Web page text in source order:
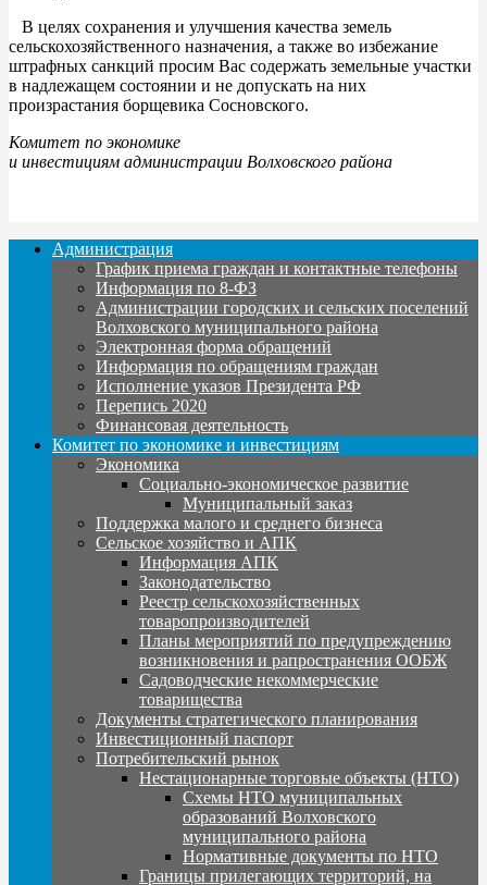
В целях сохранения и улучшения качества земель
сельскохозяйственного назначения, а также во избежание
штрафных санкций просим Вас содержать земельные участки
в надлежащем состоянии и не допускать на них
произрастания борщевика Сосновского.
Комитет по экономике
и инвестициям администрации Волховского района
Администрация
График приема граждан и контактные телефоны
Информация по 8-ФЗ
Администрации городских и сельских поселений
Волховского муниципального района
Электронная форма обращений
Информация по обращениям граждан
Исполнение указов Президента РФ
Перепись 2020
Финансовая деятельность
Комитет по экономике и инвестициям
Экономика
Социально-экономическое развитие
Муниципальный заказ
Поддержка малого и среднего бизнеса
Сельское хозяйство и АПК
Информация АПК
Законодательство
Реестр сельскохозяйственных
товаропроизводителей
Планы мероприятий по предупреждению
возникновения и рапространения ООБЖ
Садоводческие некоммерческие
товарищества
Документы стратегического планирования
Инвестиционный паспорт
Потребительский рынок
Нестационарные торговые объекты (НТО)
Схемы НТО муниципальных
образований Волховского
муниципального района
Нормативные документы по НТО
Границы прилегающих территорий, на